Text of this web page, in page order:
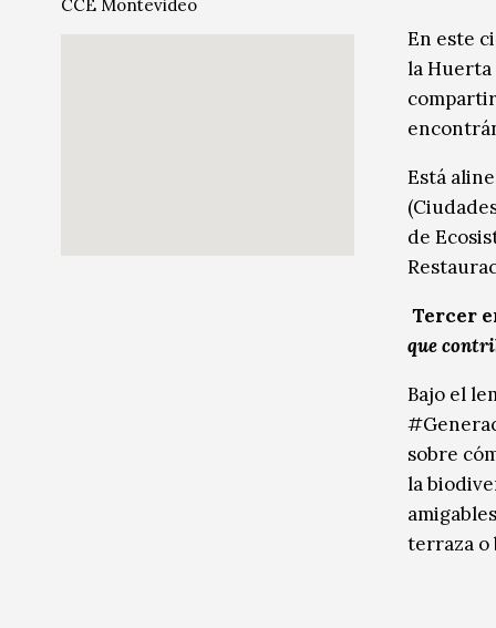
En este
la Huerta
Está
de
Tercer
que
Bajo el
sobre
la
terraza o
CCE Montevideo